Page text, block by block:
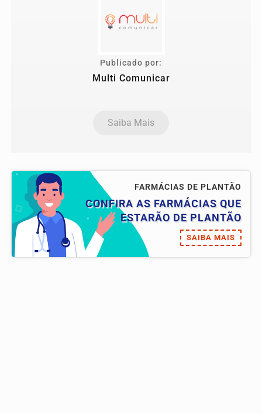
Publicado por:
Multi Comunicar
Saiba Mais
FARMÁCIAS DE PLANTÃO
CONFIRA AS FARMÁCIAS QUE
ESTARÃO DE PLANTÃO
SAIBA MAIS